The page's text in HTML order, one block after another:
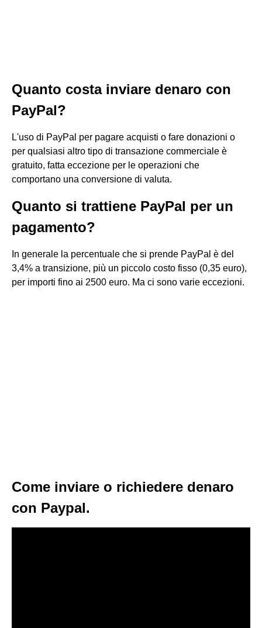
Quanto costa inviare denaro con
PayPal?
L'uso di PayPal per pagare acquisti o fare donazioni o
per qualsiasi altro tipo di transazione commerciale è
gratuito, fatta eccezione per le operazioni che
comportano una conversione di valuta.
Quanto si trattiene PayPal per un
pagamento?
In generale la percentuale che si prende PayPal è del
3,4% a transizione, più un piccolo costo fisso (0,35 euro),
per importi fino ai 2500 euro. Ma ci sono varie eccezioni.
Come inviare o richiedere denaro
con Paypal.